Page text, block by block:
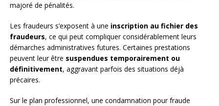
majoré de pénalités.
Les fraudeurs s’exposent à une inscription au fichier des
fraudeurs, ce qui peut compliquer considérablement leurs
démarches administratives futures. Certaines prestations
peuvent leur être suspendues temporairement ou
définitivement, aggravant parfois des situations déjà
précaires.
Sur le plan professionnel, une condamnation pour fraude